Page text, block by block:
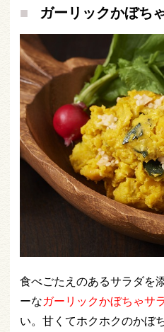
ガーリックかぼち
食べごたえのあるサラダを
ーなガーリックかぼちゃサ
い。甘くてホクホクのかぼ